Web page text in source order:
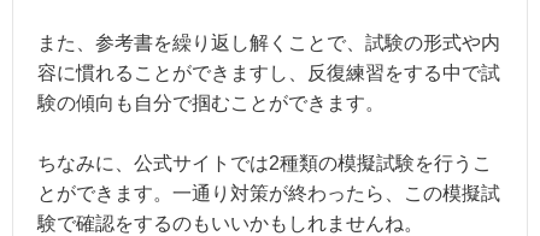
また、参考書を繰り返し解くことで、試験の形式や内
容に慣れることができますし、反復練習をする中で試
験の傾向も自分で掴むことができます。
ちなみに、公式サイトでは2種類の模擬試験を行うこ
とができます。一通り対策が終わったら、この模擬試
験で確認をするのもいいかもしれませんね。